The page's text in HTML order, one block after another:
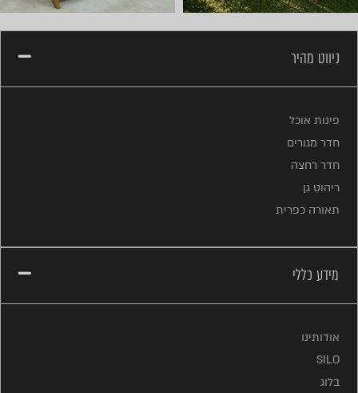
ניווט מהיר
פינות אוכל
חדר מגורים
חדר רחצה
ריהוט גן
תאורה כפרית
מידע כללי
אודותינו
SILO
בלוג